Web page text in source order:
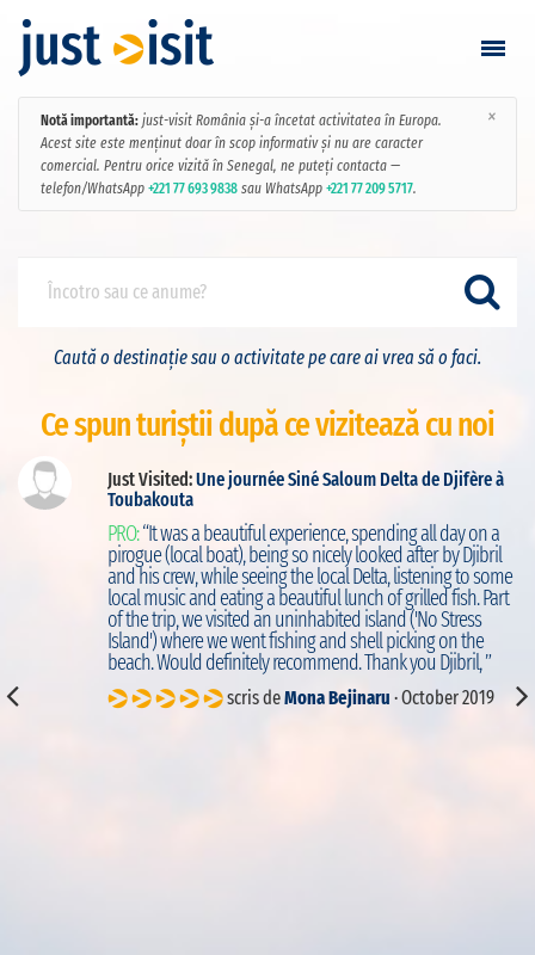
×
Notă importantă: just-visit România și-a încetat activitatea în Europa.
Acest site este menținut doar în scop informativ și nu are caracter
comercial. Pentru orice vizită în Senegal, ne puteți contacta —
telefon/WhatsApp +221 77 693 9838 sau WhatsApp +221 77 209 5717.
Caută o destinație sau o activitate pe care ai vrea să o faci.
Ce spun turiștii după ce vizitează cu noi
Just Visited:Une journée Siné Saloum Delta de Djifère à
Toubakouta
PRO:“It was a beautiful experience, spending all day on a
pirogue (local boat), being so nicely looked after by Djibril
and his crew, while seeing the local Delta, listening to some
local music and eating a beautiful lunch of grilled fish. Part
of the trip, we visited an uninhabited island ('No Stress
Island') where we went fishing and shell picking on the
beach. Would definitely recommend. Thank you Djibril, ”
scris deMona Bejinaru · October 2019
Vizitează
Găsește vizită
Login / Înregistrare
Favorite
Română
RON